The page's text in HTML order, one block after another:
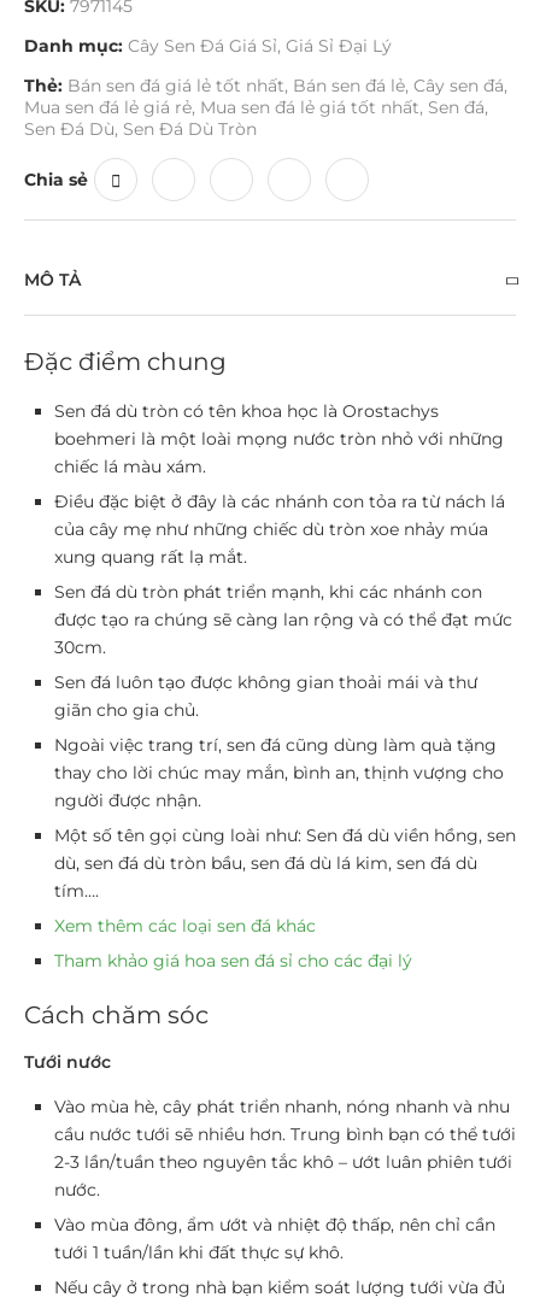
SKU: 7971145
Danh mục: Cây Sen Đá Giá Sỉ, Giá Sỉ Đại Lý
Thẻ: Bán sen đá giá lẻ tốt nhất, Bán sen đá lẻ, Cây sen đá,
Mua sen đá lẻ giá rẻ, Mua sen đá lẻ giá tốt nhất, Sen đá,
Sen Đá Dù, Sen Đá Dù Tròn
Chia sẻ
MÔ TẢ
Đặc điểm chung
Sen đá dù tròn có tên khoa học là Orostachys
boehmeri là một loài mọng nước tròn nhỏ với những
chiếc lá màu xám.
Điều đặc biệt ở đây là các nhánh con tỏa ra từ nách lá
của cây mẹ như những chiếc dù tròn xoe nhảy múa
xung quang rất lạ mắt.
Sen đá dù tròn phát triển mạnh, khi các nhánh con
được tạo ra chúng sẽ càng lan rộng và có thể đạt mức
30cm.
Sen đá luôn tạo được không gian thoải mái và thư
giãn cho gia chủ.
Ngoài việc trang trí, sen đá cũng dùng làm quà tặng
thay cho lời chúc may mắn, bình an, thịnh vượng cho
người được nhận.
Một số tên gọi cùng loài như: Sen đá dù viền hồng, sen
dù, sen đá dù tròn bầu, sen đá dù lá kim, sen đá dù
tím….
Xem thêm các loại sen đá khác
Tham khảo giá hoa sen đá sỉ cho các đại lý
Cách chăm sóc
Tưới nước
Vào mùa hè, cây phát triển nhanh, nóng nhanh và nhu
cầu nước tưới sẽ nhiều hơn. Trung bình bạn có thể tưới
2-3 lần/tuần theo nguyên tắc khô – ướt luân phiên tưới
nước.
Vào mùa đông, ẩm ướt và nhiệt độ thấp, nên chỉ cần
tưới 1 tuần/lần khi đất thực sự khô.
Nếu cây ở trong nhà bạn kiểm soát lượng tưới vừa đủ